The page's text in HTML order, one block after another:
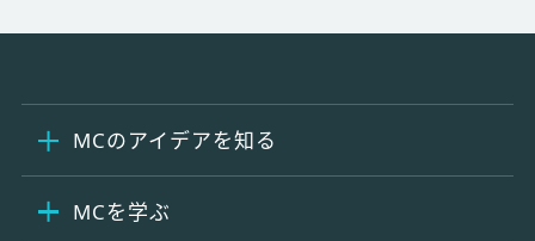
MCのアイデアを知る
MCを学ぶ